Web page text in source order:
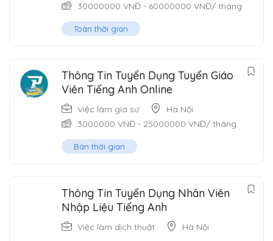
30000000 VNĐ - 60000000 VNĐ/ tháng
Toàn thời gian
Thông Tin Tuyển Dụng Tuyển Giáo
Viên Tiếng Anh Online
Việc làm gia sư
Hà Nội
3000000 VNĐ - 25000000 VNĐ/ tháng
Bán thời gian
Thông Tin Tuyển Dụng Nhân Viên
Nhập Liệu Tiếng Anh
Việc làm dịch thuật Hà Nội